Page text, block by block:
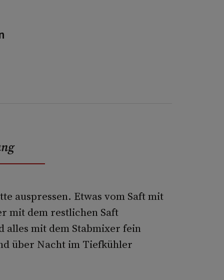
auspressen. Etwas vom Saft mit
mit dem restlichen Saft
alles mit dem Stabmixer fein
über Nacht im Tiefkühler